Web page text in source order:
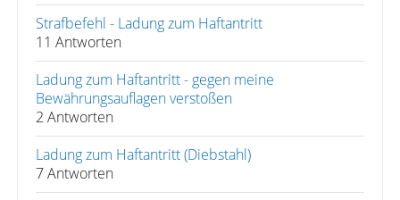
Strafbefehl - Ladung zum Haftantritt
11 Antworten
Ladung zum Haftantritt - gegen meine
Bewährungsauflagen verstoßen
2 Antworten
Ladung zum Haftantritt (Diebstahl)
7 Antworten